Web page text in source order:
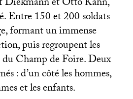
Diekmann et Otto Kahn,
Entre 150 et 200 soldats
formant un immense
puis regroupent les
Champ de Foire. Deux
: d’un côté les hommes,
et les enfants.